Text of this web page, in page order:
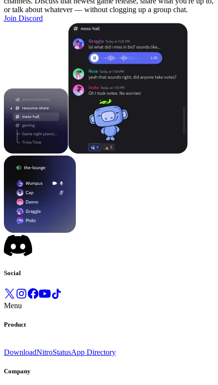
or talk about whatever — without clogging up a group chat.
Join Discord
Social
Menu
Product
DownloadNitroStatusApp Directory
Company